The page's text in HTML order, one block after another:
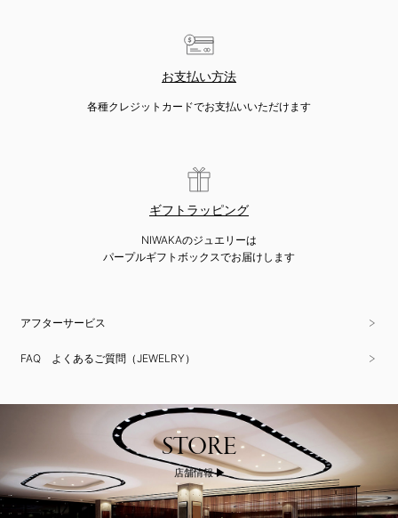
お支払い方法
各種クレジットカードでお支払いいただけます
ギフトラッピング
NIWAKAのジュエリーは
パープルギフトボックスでお届けします
アフターサービス
FAQ よくあるご質問（JEWELRY）
STORE
店舗情報 ▶